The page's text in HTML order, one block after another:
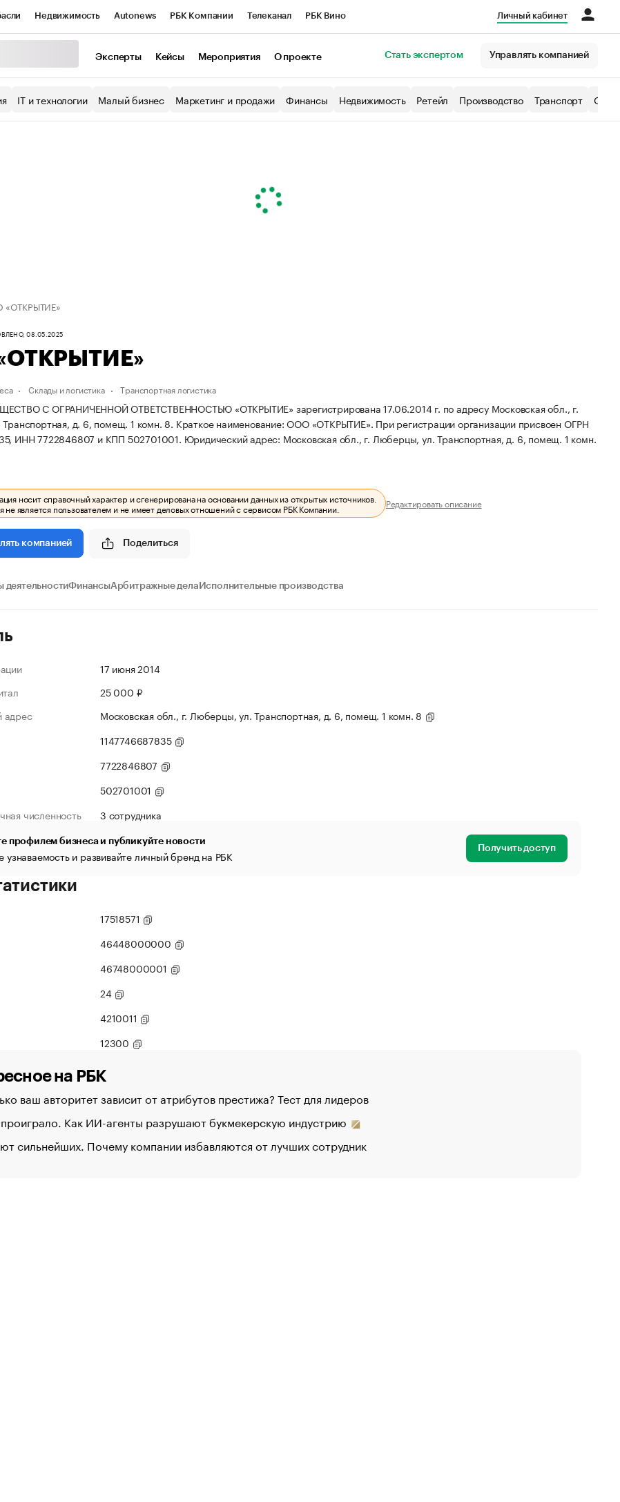
Недвижимость Autonews РБК Компании Телеканал РБК Вино
Экономика Бизнес
Личный кабинет
Эксперты Кейсы Мероприятия О проекте Стать экспертом Управлять компанией
IT и технологии Малый бизнес Маркетинг и продажи Финансы Недвижимость Ретейл Производство Транспорт
08.05.2025
Склады и логистика Транспортная логистика
С ОГРАНИЧЕННОЙ ОТВЕТСТВЕННОСТЬЮ «ОТКРЫТИЕ» зарегистрирована 17.06.2014 г. по адресу Московская обл., г.
д. 6, помещ. 1 комн. 8. Краткое наименование: ООО «ОТКРЫТИЕ». При регистрации организации присвоен ОГРН
ИНН 7722846807 и КПП 502701001. Юридический адрес: Московская обл., г. Люберцы, ул. Транспортная, д. 6, помещ. 1 комн.
носит справочный характер и сгенерирована на основании данных из открытых источников.
не является пользователем и не имеет деловых отношений с сервисом РБК Компании. Редактировать описание
компанией Поделиться
деятельностиФинансыАрбитражные дела Исполнительные производства
17 июня 2014
25 000 ₽
адрес
Московская обл., г. Люберцы, ул. Транспортная, д. 6, помещ. 1 комн. 8
1147746687835
7722846807
502701001
численность
3 сотрудника
профилем бизнеса и публикуйте новости
узнаваемость и развивайте личный бренд на РБК Получить доступ
17518571
46448000000
46748000001
24
4210011
12300
на РБК
ваш авторитет зависит от атрибутов престижа? Тест для лидеров
Как ИИ-агенты разрушают букмекерскую индустрию
сильнейших. Почему компании избавляются от лучших сотрудник